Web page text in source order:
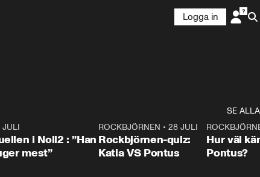
Logga in
SE ALLA
JULI
i Noll2 : ”Han
mest”
0:15
ROCKBJÖRNEN •28 JULI
Rockbjörnen-quiz:
Katia VS Pontus
Hur väl
Pontus?